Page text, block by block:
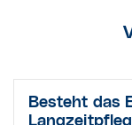
Besteht das